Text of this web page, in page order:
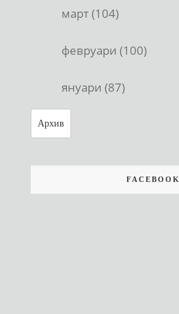
март (104)
февруари (100)
януари (87)
Архив
FACEBOOK